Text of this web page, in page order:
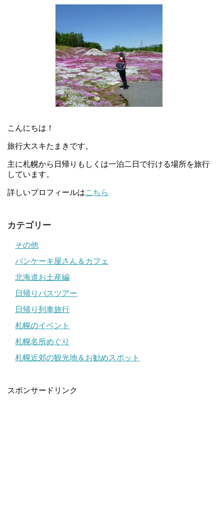
こんにちは！
旅行大スキたまきです。
主に札幌から日帰りもしくは一泊二日で行ける場所を旅行
しています。
詳しいプロフィールはこちら
カテゴリー
その他
パンケーキ屋さん＆カフェ
北海道お土産編
日帰りバスツアー
日帰り列車旅行
札幌のイベント
札幌名所めぐり
札幌近郊の観光地＆お勧めスポット
スポンサードリンク